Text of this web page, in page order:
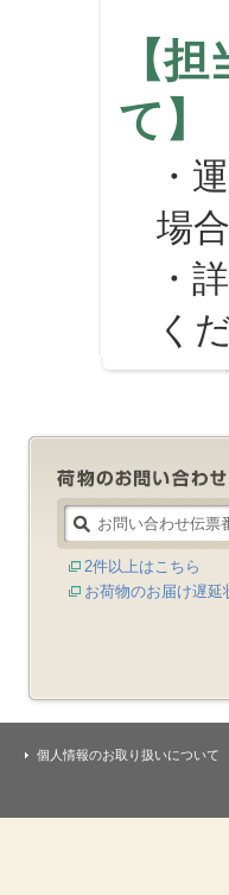
【
て】
・運
場
・詳
く
2件以上はこちら
お荷物のお届け遅延
個人情報のお取り扱いについて